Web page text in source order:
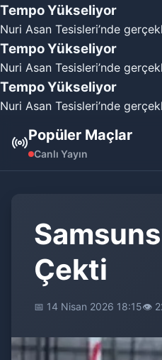
Tempo Yükseliyor
Nuri Asan Tesisleri’nde
Tempo Yükseliyor
Nuri Asan Tesisleri’nde
Tempo Yükseliyor
Nuri Asan Tesisleri’nde
Popüler Maçlar
Canlı Yayın
Çekti
📅 14 Nisan 2026 18:15👁️